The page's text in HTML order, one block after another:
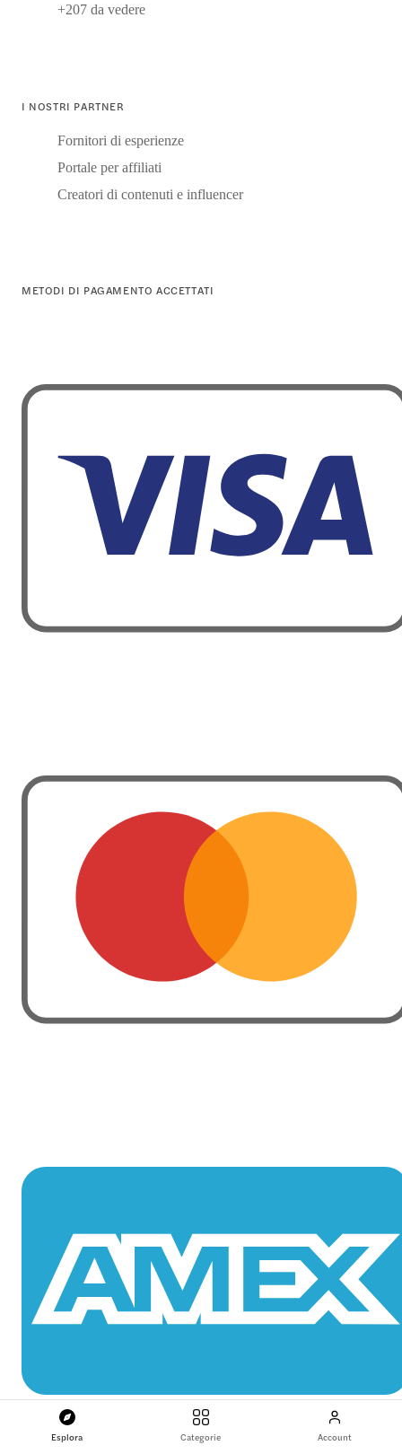
Esplora Categorie Account
+207 da vedere
I NOSTRI PARTNER
Fornitori di esperienze
Portale per affiliati
Creatori di contenuti e influencer
METODI DI PAGAMENTO ACCETTATI